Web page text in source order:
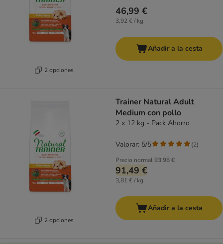
2 opciones
46,99 €
3,92 € / kg
Añadir a la cesta
2 opciones
Trainer Natural Adult
Medium con pollo
2 x 12 kg - Pack Ahorro
Precio normal93,98 €
91,49 €
3,81 € / kg
Valorar: 5/5 (2)
Añadir a la cesta